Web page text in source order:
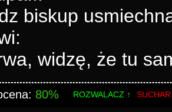
biskup
widzę, że tu
80% ROZWALACZ ↑